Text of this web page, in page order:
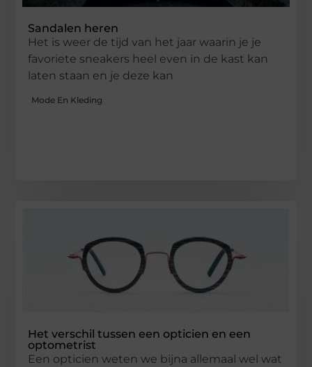
Sandalen heren
Het is weer de tijd van het jaar waarin je je
favoriete sneakers heel even in de kast kan
laten staan en je deze kan
Mode En Kleding
Het verschil tussen een opticien en een
optometrist
Een opticien weten we bijna allemaal wel wat